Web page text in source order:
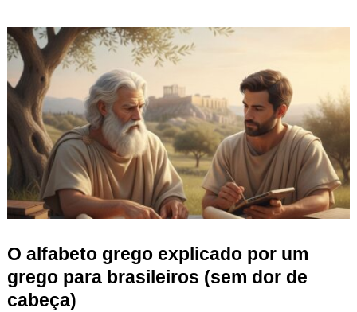
O alfabeto grego explicado por um
grego para brasileiros (sem dor de
cabeça)